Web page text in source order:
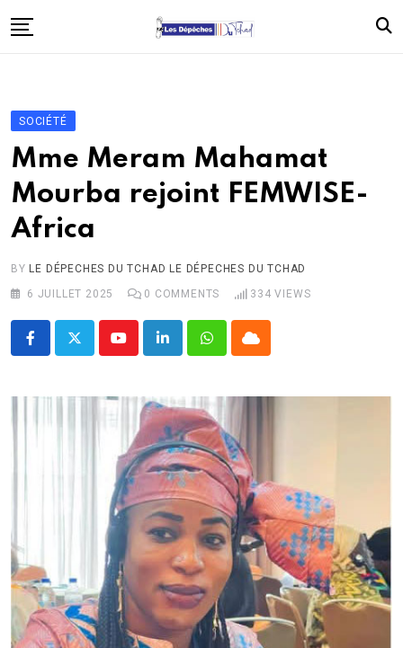
to
Économie
Santé
Éducation
Société
Afrique
International
À propos
SOCIÉTÉ
Mme Meram Mahamat
Mourba rejoint FEMWISE-
Africa
BY LE DÉPECHES DU TCHAD LE DÉPECHES DU TCHAD
6 JUILLET 2025
0 COMMENTS 334 VIEWS
YoutubeLinkedInWhatsappCloud